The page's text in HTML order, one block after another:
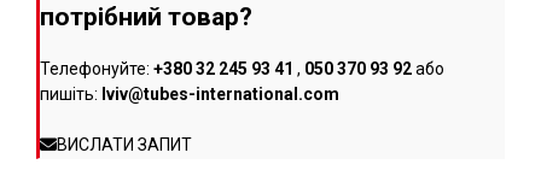
потрібний товар?
Телефонуйте: +380 32 245 93 41 , 050 370 93 92або
пишіть: lviv@tubes-international.com
ВИСЛАТИ ЗАПИТ